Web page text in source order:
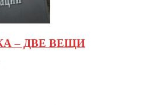
– ДВЕ ВЕЩИ